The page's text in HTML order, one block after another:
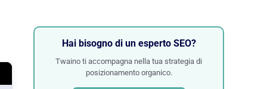
Hai bisogno di un esperto SEO?
Twaino ti accompagna nella tua strategia di
posizionamento organico.